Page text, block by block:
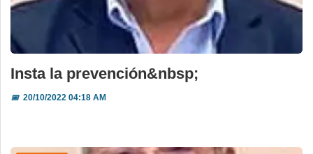
Insta la prevención&nbsp;
📅20/10/2022 04:18 AM